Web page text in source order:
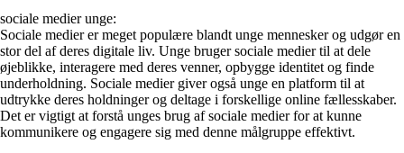
sociale medier unge:
Sociale medier er meget populære blandt unge mennesker og udgør en
stor del af deres digitale liv. Unge bruger sociale medier til at dele
øjeblikke, interagere med deres venner, opbygge identitet og finde
underholdning. Sociale medier giver også unge en platform til at
udtrykke deres holdninger og deltage i forskellige online fællesskaber.
Det er vigtigt at forstå unges brug af sociale medier for at kunne
kommunikere og engagere sig med denne målgruppe effektivt.